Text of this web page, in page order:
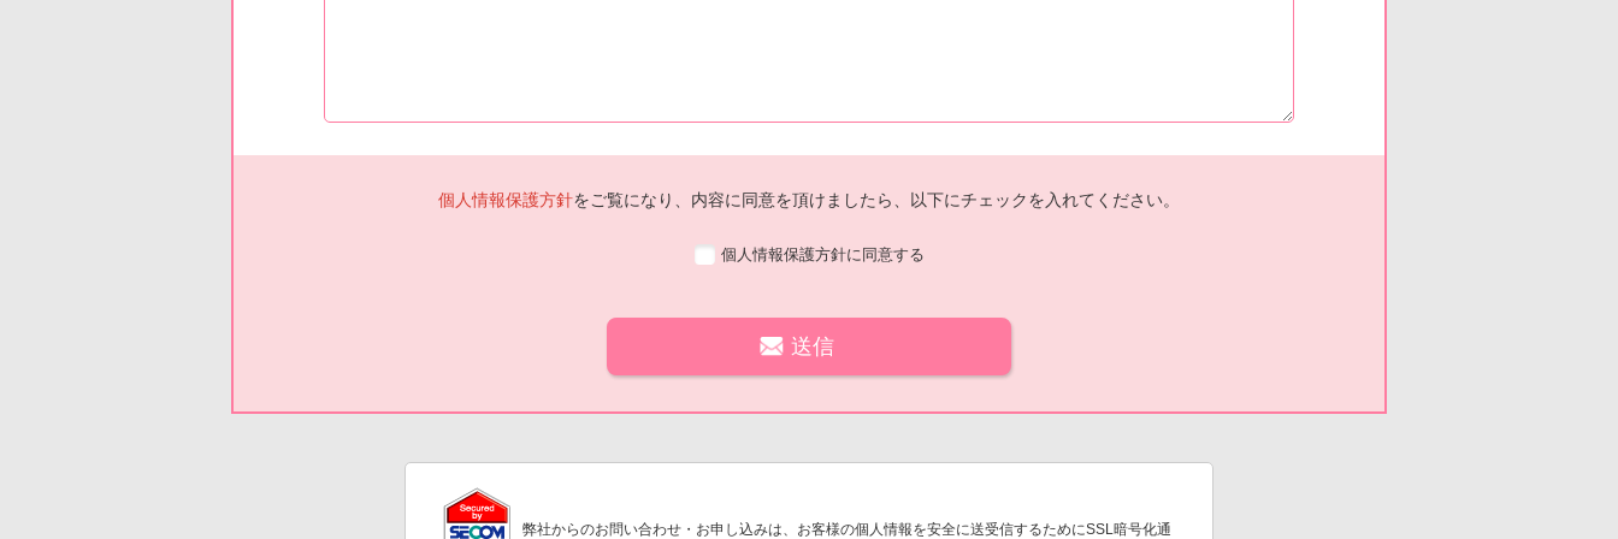
個人情報保護方針をご覧になり、内容に同意を頂けましたら、以下にチェックを入れてください。
個人情報保護方針に同意する
弊社からのお問い合わせ・お申し込みは、お客様の個人情報を安全に送受信するためにSSL暗号化通